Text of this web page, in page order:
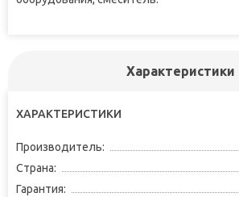
Характеристики
ХАРАКТЕРИСТИКИ
Производитель:
Страна:
Гарантия: